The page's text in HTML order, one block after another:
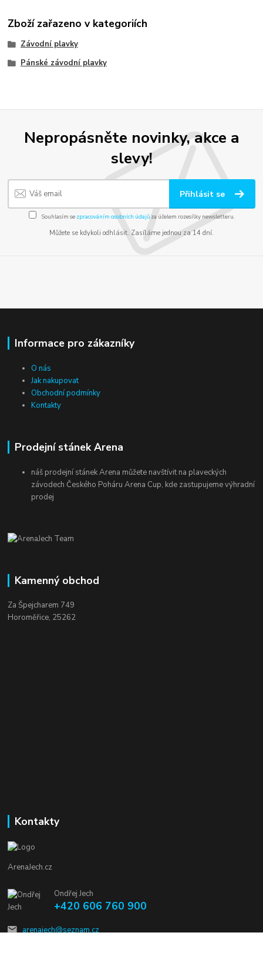
Zboží zařazeno v kategoriích
Závodní plavky
Pánské závodní plavky
Nepropásněte novinky, akce a
slevy!
Přihlásit se
Souhlasím se zpracováním osobních údajůza účelem rozesílky newsletteru.
Můžete se kdykoli odhlásit. Zasíláme jednou za 14 dní.
Informace pro zákazníky
O nás
Jak nakupovat
Obchodní podmínky
Kontakty
Prodejní stánek Arena
náš prodejní stánek Arena můžete navštívit na plaveckých
závodech Českého Poháru Arena Cup, kde zastupujeme výhradní
prodej
Kamenný obchod
Za Špejcharem 749
Horoměřice, 25262
Kontakty
ArenaJech.cz
Ondřej Jech
+420 606 760 900
arenajech@seznam.cz